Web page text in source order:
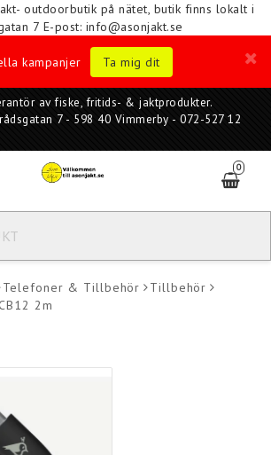
outdoorbutik på nätet, butik finns lokalt i
7 E-post: info@asonjakt.se
kampanjer Ta mig dit
av fiske, fritids- & jaktprodukter.
7 - 598 40 Vimmerby - 072-527 12
0
Telefoner & Tillbehör
Tillbehör
2m